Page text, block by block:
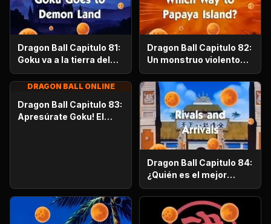
Dragon Ball Capitulo 81:
Goku va a la tierra del
Demonio
Dragon Ball Capitulo 82:
Un monstruo violento
llamado Inoch-ka-cho
DRAGON BALL ONLINE
Dragon Ball Capitulo 83:
Apresúrate Goku! El
Dragon Ball Capitulo 84:
¿Quién es el mejor
luchador de las Artes
Marciales